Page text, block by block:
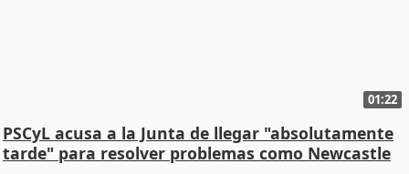
01:22
PSCyL acusa a la Junta de llegar "absolutamente
tarde" para resolver problemas como Newcastle